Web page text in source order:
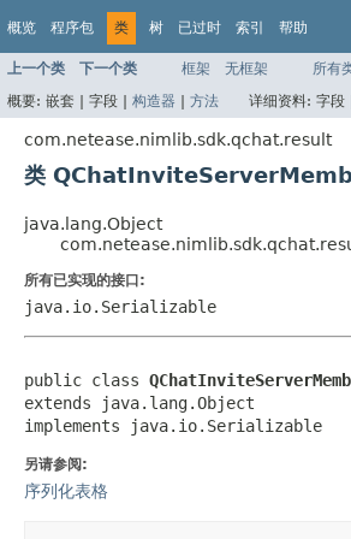
概览 程序包 类 树 已过时 索引 帮助
上一个类 下一个类 框架 无框架
所有
概要: 嵌套 | 字段 | 构造器 | 方法 详细资料: 字段
com.netease.nimlib.sdk.qchat.result
类
java.lang.Object
所有已实现的接口:
java.io.Serializable
public class
extends java.lang.Object
implements java.io.Serializable
另请参阅:
序列化表格